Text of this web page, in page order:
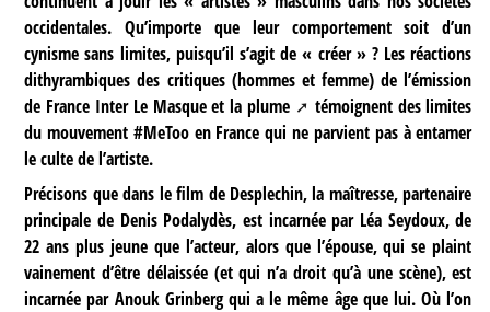
occidentales. Qu’importe que leur comportement soit d’un
cynisme sans limites, puisqu’il s’agit de « créer » ? Les réactions
dithyrambiques des critiques (hommes et femme) de l’émission
de France Inter Le Masque et la plume
témoignent des limites
du mouvement #MeToo en France qui ne parvient pas à entamer
le culte de l’artiste.
Précisons que dans le film de Desplechin, la maîtresse, partenaire
principale de Denis Podalydès, est incarnée par Léa Seydoux, de
22 ans plus jeune que l’acteur, alors que l’épouse, qui se plaint
vainement d’être délaissée (et qui n’a droit qu’à une scène), est
incarnée par Anouk Grinberg qui a le même âge que lui. Où l’on